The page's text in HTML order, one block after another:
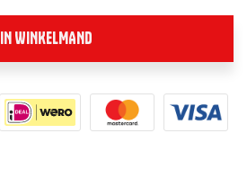
IN WINKELMAND